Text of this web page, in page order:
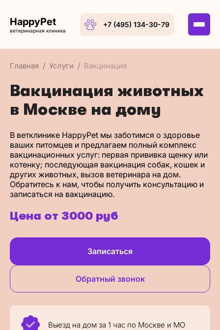
HappyPet
ветеринарная клиника
+7 (495) 134-30-79
Главная Услуги Вакцинация
Вакцинация животных
в Москве на дому
В ветклинике HappyPet мы заботимся о здоровье
ваших питомцев и предлагаем полный комплекс
вакцинационных услуг: первая прививка щенку или
котенку; последующая вакцинация собак, кошек и
других животных, вызов ветеринара на дом.
Обратитесь к нам, чтобы получить консультацию и
записаться на вакцинацию.
Цена от 3000 руб
Записаться
Обратный звонок
Выезд на дом за 1 час по Москве и МО